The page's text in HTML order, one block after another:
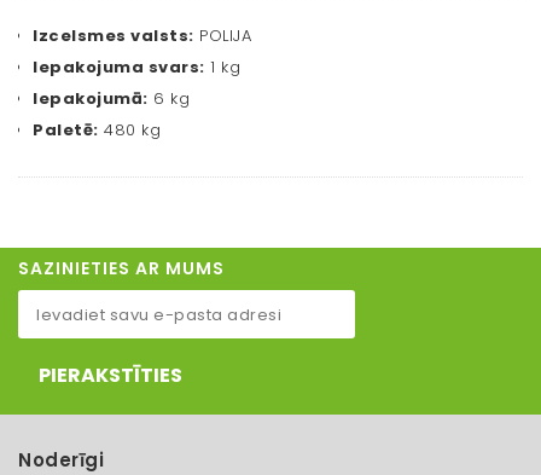
Izcelsmes valsts: POLIJA
Iepakojuma svars: 1 kg
Iepakojumā: 6 kg
Paletē: 480 kg
SAZINIETIES AR MUMS
PIERAKSTĪTIES
Noderīgi